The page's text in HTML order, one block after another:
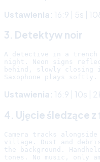
Ustawienia: 16:9 | 5s |
3. Detektyw noir
A detective in a trench
night. Neon signs
behind, slowly closing
Ustawienia: 16:9 | 10s |
4. Ujęcie śledzące
Camera tracks
village. Dust and
the background.